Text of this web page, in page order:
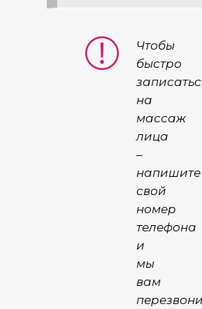
Чтобы
быстро
на
массаж
лица
–
напишите
свой
номер
телефона
и
мы
вам